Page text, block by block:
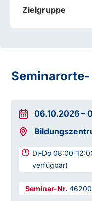
Zielgruppe
06.10.2026 –
Di-Do 08:00-
verfügbar)